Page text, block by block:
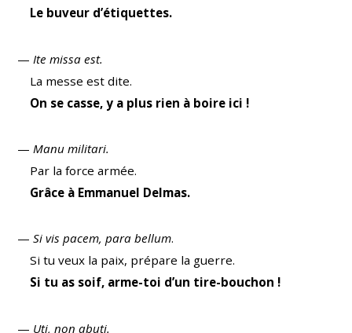
Le buveur d’étiquettes.
— Ite missa est.
La messe est dite.
On se casse, y a plus rien à boire ici !
— Manu militari.
Par la force armée.
Grâce à Emmanuel Delmas.
—Si vis pacem, para bellum.
Si tu veux la paix, prépare la guerre.
Si tu as soif, arme-toi d’un tire-bouchon !
— Uti, non abuti.